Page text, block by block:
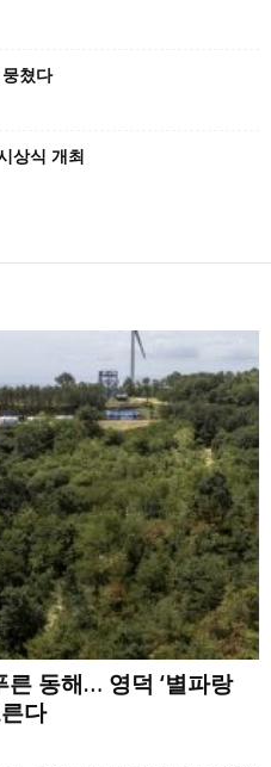
쳤다
상식 개최
동해… 영덕 ‘별파랑
다